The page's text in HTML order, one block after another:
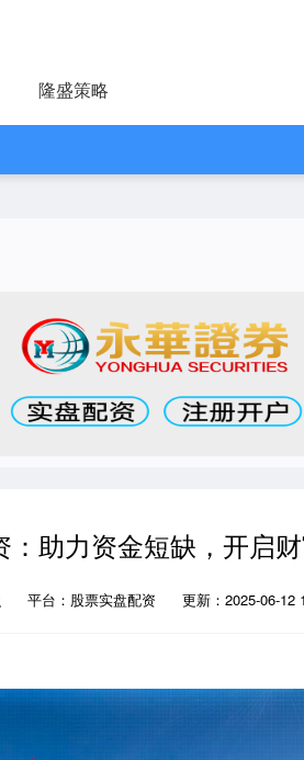
隆盛策略
助力资金短缺，开启
平台：股票实盘配资 更新：2025-06-12